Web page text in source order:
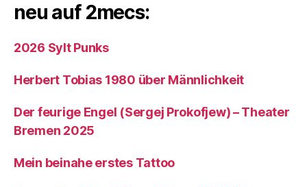
neu auf 2mecs:
2026 Sylt Punks
Herbert Tobias 1980 über Männlichkeit
Der feurige Engel (Sergej Prokofjew) – Theater
Bremen 2025
Mein beinahe erstes Tattoo